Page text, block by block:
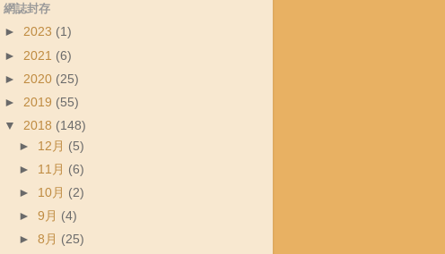
網誌封存
► 2023 (1)
► 2021 (6)
► 2020 (25)
► 2019 (55)
▼ 2018 (148)
► 12月 (5)
► 11月 (6)
► 10月 (2)
►9月 (4)
►8月 (25)